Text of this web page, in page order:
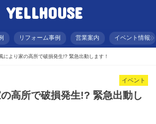
YELLHOUSE
リフォーム事例 営業案内 イベント情報
により家の高所で破損発生!? 緊急出動します！
イベント
高所で破損発生!? 緊急出動し